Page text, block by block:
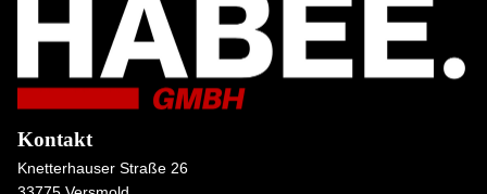
Kontakt
Knetterhauser Straße 26